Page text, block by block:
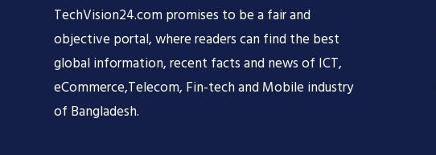
TechVision24.com promises to be a fair and
objective portal, where readers can find the best
global information, recent facts and news of ICT,
eCommerce,Telecom, Fin-tech and Mobile industry
of Bangladesh.